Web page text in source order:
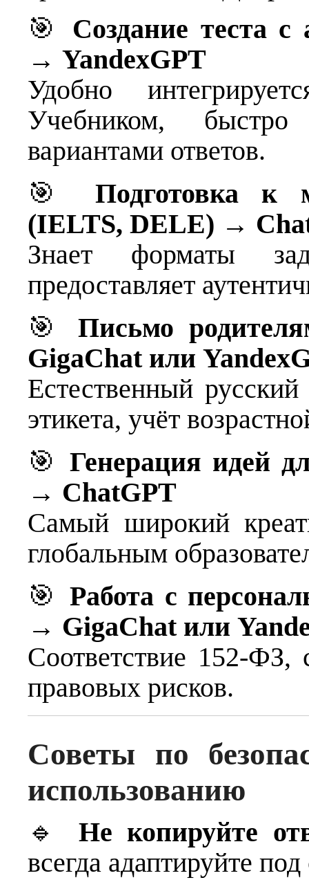
🎯 Создание теста с
→ YandexGPT
Удобно
Учебником,
вариантами ответов.
🎯 Подготовка к
(IELTS, DELE) →
Знает форматы
предоставляет
🎯Письмо
GigaChat или
Естественный
этикета, учёт
🎯Генерация идей
→ ChatGPT
Самый широкий
глобальным
🎯 Работа с
→ GigaChat или
Соответствие 152-
правовых рисков.
Советы по
использованию
🔹 Не копируйте
всегда адаптируйте